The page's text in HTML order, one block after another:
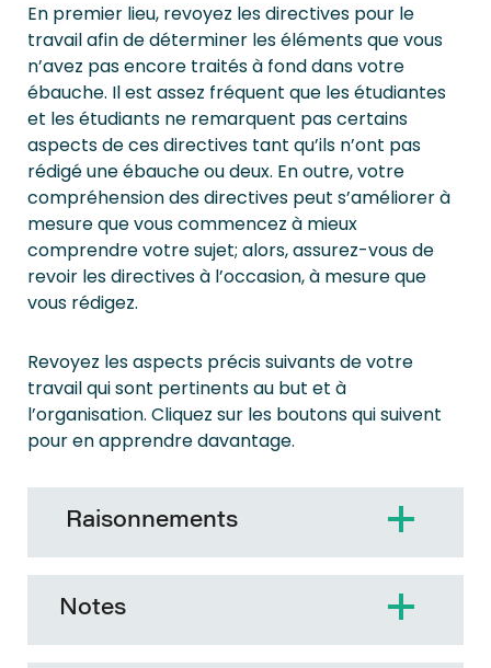
En premier lieu, revoyez les directives pour le
travail afin de déterminer les éléments que vous
n’avez pas encore traités à fond dans votre
ébauche. Il est assez fréquent que les étudiantes
et les étudiants ne remarquent pas certains
aspects de ces directives tant qu’ils n’ont pas
rédigé une ébauche ou deux. En outre, votre
compréhension des directives peut s’améliorer à
mesure que vous commencez à mieux
comprendre votre sujet; alors, assurez-vous de
revoir les directives à l’occasion, à mesure que
vous rédigez.
Revoyez les aspects précis suivants de votre
travail qui sont pertinents au but et à
l’organisation. Cliquez sur les boutons qui suivent
pour en apprendre davantage.
Raisonnements
Notes